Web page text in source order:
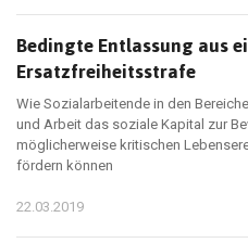
Bedingte Entlassung aus
Ersatzfreiheitsstrafe
Wie Sozialarbeitende in den
und Arbeit das soziale Kapital zur
möglicherweise kritischen
fördern können
22.03.2019